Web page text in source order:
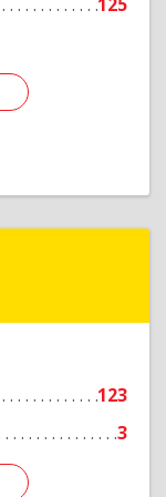
Подробнее
123
3
Подробнее